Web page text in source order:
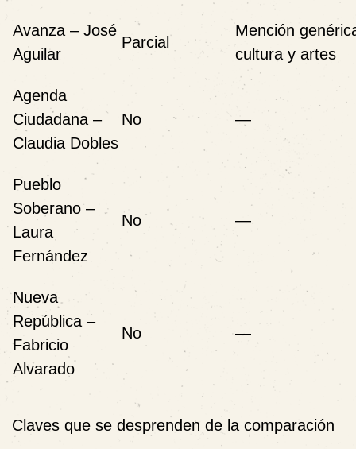
Avanza – José
Aguilar
Parcial
Mención
cultura y artes
Agenda
Ciudadana –
Claudia Dobles
No —
Pueblo
Soberano –
Laura
Fernández
No —
Nueva
República –
Fabricio
Alvarado
No —
Claves que se desprenden de la comparación